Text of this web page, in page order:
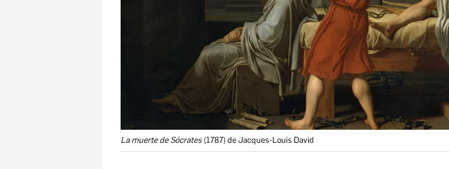
La muerte de Sócrates(1787) de Jacques-Louis David